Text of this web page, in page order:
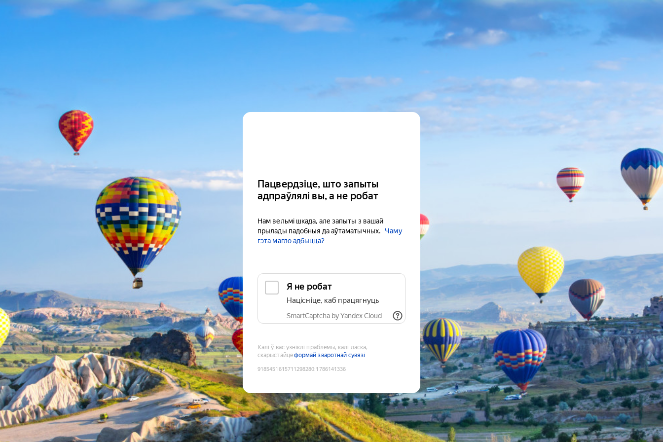
Пацвердзіце, што запыты
адпраўлялі вы, а не робат
Нам вельмі шкада, але запыты з вашай
прылады падобныя да аўтаматычных.
Чаму
гэта магло адбыцца?
Я не робат
Націсніце, каб працягнуць
SmartCaptcha by Yandex Cloud
Калі ў вас узніклі праблемы, калі ласка,
скарыстайцеформай зваротнай сувязі
9185451615711298280:1786141336